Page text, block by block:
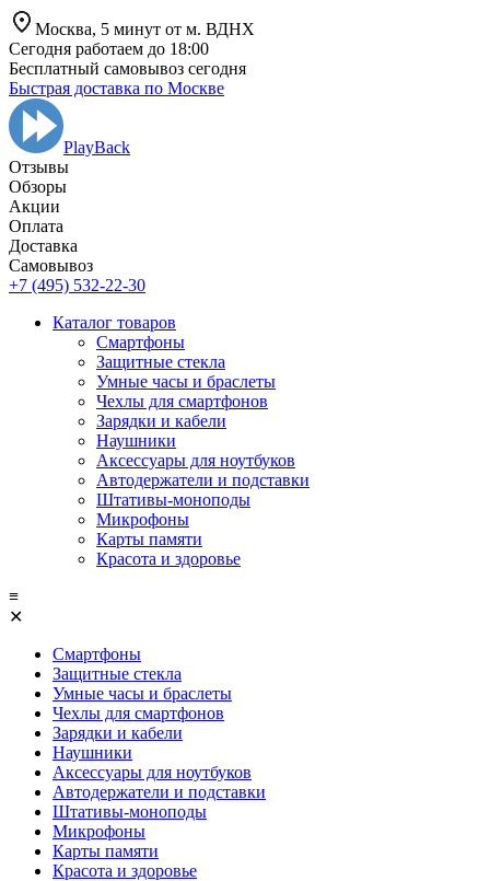
Москва, 5 минут от м. ВДНХ
Сегодня работаем до 18:00
Бесплатный самовывоз сегодня
Быстрая доставка по Москве
PlayBack
Отзывы
Обзоры
Aкции
Оплата
Доставка
Самовывоз
+7 (495) 532-22-30
Каталог товаров
Смартфоны
Защитные стекла
Умные часы и браслеты
Чехлы для смартфонов
Зарядки и кабели
Наушники
Аксессуары для ноутбуков
Автодержатели и подставки
Штативы-моноподы
Микрофоны
Карты памяти
Красота и здоровье
≡
✕
Смартфоны
Защитные стекла
Умные часы и браслеты
Чехлы для смартфонов
Зарядки и кабели
Наушники
Аксессуары для ноутбуков
Автодержатели и подставки
Штативы-моноподы
Микрофоны
Карты памяти
Красота и здоровье